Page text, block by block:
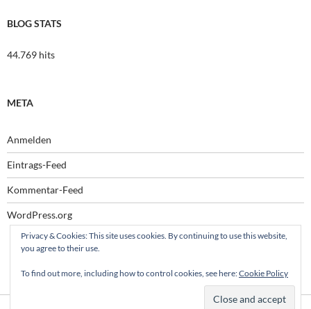
BLOG STATS
44.769 hits
META
Anmelden
Eintrags-Feed
Kommentar-Feed
WordPress.org
Privacy & Cookies: This site uses cookies. By continuing to use this website,
you agree to their use.
To find out more, including how to control cookies, see here:Cookie Policy